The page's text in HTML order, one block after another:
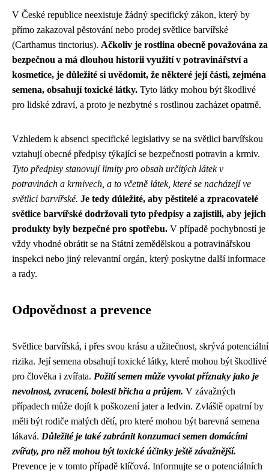
V České republice neexistuje žádný specifický zákon, který by
přímo zakazoval pěstování nebo prodej světlice barvířské
(Carthamus tinctorius). Ačkoliv je rostlina obecně považována za
bezpečnou a má dlouhou historii využití v potravinářství a
kosmetice, je důležité si uvědomit, že některé její části, zejména
semena, obsahují toxické látky. Tyto látky mohou být škodlivé
pro lidské zdraví, a proto je nezbytné s rostlinou zacházet opatrně.
Vzhledem k absenci specifické legislativy se na světlici barvířskou
vztahují obecné předpisy týkající se bezpečnosti potravin a krmiv.
Tyto předpisy stanovují limity pro obsah určitých látek v
potravinách a krmivech, a to včetně látek, které se nacházejí ve
světlici barvířské. Je tedy důležité, aby pěstitelé a zpracovatelé
světlice barvířské dodržovali tyto předpisy a zajistili, aby jejich
produkty byly bezpečné pro spotřebu. V případě pochybností je
vždy vhodné obrátit se na Státní zemědělskou a potravinářskou
inspekci nebo jiný relevantní orgán, který poskytne další informace
a rady.
Odpovědnost a prevence
Světlice barvířská, i přes svou krásu a užitečnost, skrývá potenciální
rizika. Její semena obsahují toxické látky, které mohou být škodlivé
pro člověka i zvířata. Požití semen může vyvolat příznaky jako je
nevolnost, zvracení, bolesti břicha a průjem. V závažných
případech může dojít k poškození jater a ledvin. Zvláště opatrní by
měli být rodiče malých dětí, pro které mohou být barevná semena
lákavá. Důležité je také zabránit konzumaci semen domácími
zvířaty, pro něž mohou být toxické účinky ještě závažnější.
Prevence je v tomto případě klíčová. Informujte se o potenciálních